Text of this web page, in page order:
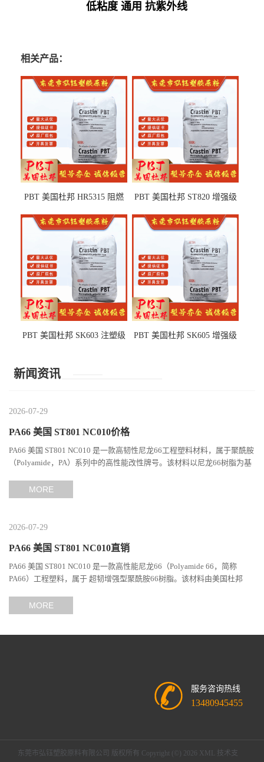
低粘度 通用 抗紫外线
相关产品：
PBT 美国杜邦 HR5315 阻燃
部件
PBT 美国杜邦 ST820 增强级
PBT 美国杜邦 SK603 注塑级
PBT 美国杜邦 SK605 增强级
新闻资讯
2026-07-29
PA66 美国 ST801 NC010价格
PA66 美国 ST801 NC010 是一款高韧性尼龙66工程塑料材料，属于聚酰胺
（Polyamide，PA）系列中的高性能改性牌号。该材料以尼龙66树脂为基
MORE
2026-07-29
PA66 美国 ST801 NC010直销
PA66 美国 ST801 NC010 是一款高性能尼龙66（Polyamide 66，简称
PA66）工程塑料，属于 超韧增强型聚酰胺66树脂。该材料由美国杜邦
MORE
服务咨询热线
13480945455
东莞市弘钰塑胶原料有限公司 版权所有 Copyright (©) 2026 XML 技术支